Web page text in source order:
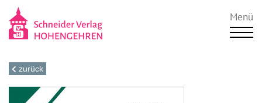
Menü
zurück